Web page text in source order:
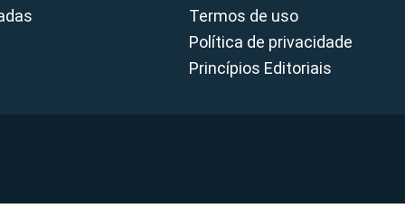
Termos de uso
Política de privacidade
Princípios Editoriais